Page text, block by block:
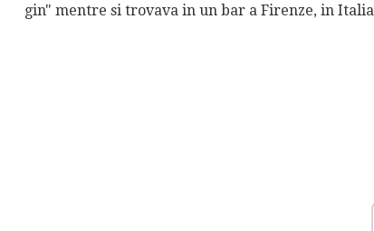
gin" mentre si trovava in un bar a Firenze, in